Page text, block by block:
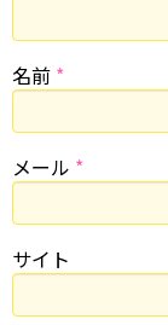
名前 *
メール *
サイト